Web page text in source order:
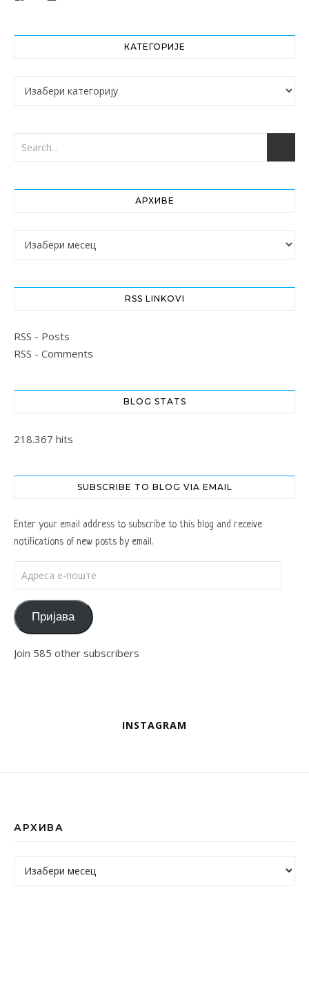
КАТЕГОРИЈЕ
Категорије
АРХИВЕ
Архиве
RSS LINKOVI
RSS - Posts
RSS - Comments
BLOG STATS
218.367 hits
SUBSCRIBE TO BLOG VIA EMAIL
Enter your email address to subscribe to this blog and receive
notifications of new posts by email.
Пријава
Join 585 other subscribers
INSTAGRAM
АРХИВА
Архива